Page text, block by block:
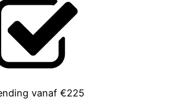
vanaf €225